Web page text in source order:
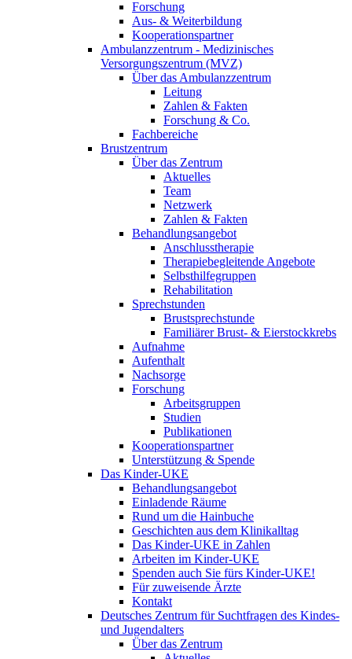
Forschung
Aus- & Weiterbildung
Kooperationspartner
Ambulanzzentrum - Medizinisches
Versorgungszentrum (MVZ)
Über das Ambulanzzentrum
Leitung
Zahlen & Fakten
Forschung & Co.
Fachbereiche
Brustzentrum
Über das Zentrum
Aktuelles
Team
Netzwerk
Zahlen & Fakten
Behandlungsangebot
Anschlusstherapie
Therapiebegleitende Angebote
Selbsthilfegruppen
Rehabilitation
Sprechstunden
Brustsprechstunde
Familiärer Brust- & Eierstockkrebs
Aufnahme
Aufenthalt
Nachsorge
Forschung
Arbeitsgruppen
Studien
Publikationen
Kooperationspartner
Unterstützung & Spende
Das Kinder-UKE
Behandlungsangebot
Einladende Räume
Rund um die Hainbuche
Geschichten aus dem Klinikalltag
Das Kinder-UKE in Zahlen
Arbeiten im Kinder-UKE
Spenden auch Sie fürs Kinder-UKE!
Für zuweisende Ärzte
Kontakt
Deutsches Zentrum für Suchtfragen des Kindes-
und Jugendalters
Über das Zentrum